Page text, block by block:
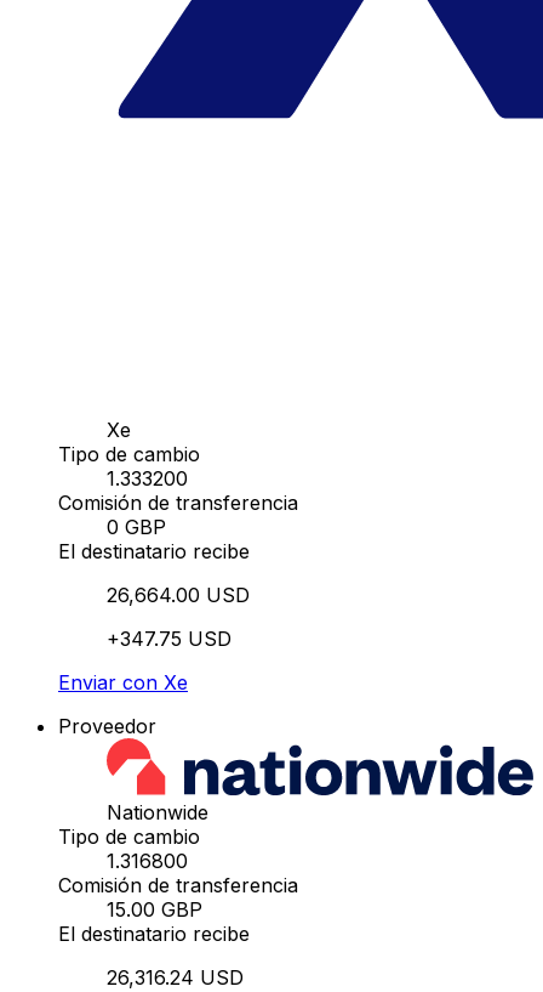
Xe
Tipo de cambio
1.333200
Comisión de transferencia
0 GBP
El destinatario recibe
26,664.00 USD
+347.75 USD
Enviar con Xe
Proveedor
Nationwide
Tipo de cambio
1.316800
Comisión de transferencia
15.00 GBP
El destinatario recibe
26,316.24 USD